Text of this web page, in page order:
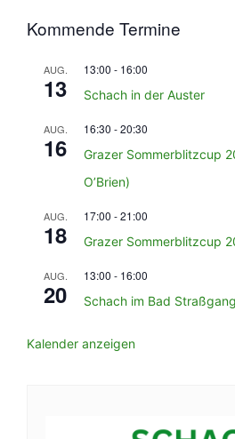
Kommende Termine
AUG.
13
13:00 - 16:00
Schach in der Auster
AUG.
16
16:30 -20:30
Grazer Sommerblitzcup
O’Brien)
AUG.
18
17:00 -21:00
Grazer Sommerblitzcup
AUG.
20
13:00 - 16:00
Schach im Bad Straßgang
Kalender anzeigen